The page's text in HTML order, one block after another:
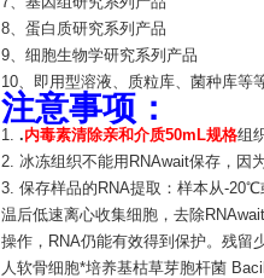
8、蛋白质研究系列产品
9、细胞生物学研究系列产品
10、即用型溶液、质粒库、菌种库等
注意事项：
1. .内毒素清除亲和介质50mL规格组
2. 冰冻组织不能用RNAwait保存，因
3. 保存样品的RNA提取：样本从-
温后低速离心收集细胞，去除
操作，RNA仍能有效得到保护。残留
人软骨细胞*培养基枯草芽胞杆菌